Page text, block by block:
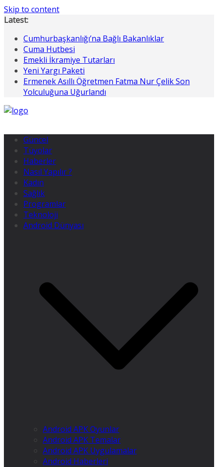
Skip to content
Latest:
Cumhurbaşkanlığı’na Bağlı Bakanlıklar
Cuma Hutbesi
Emekli İkramiye Tutarları
Yeni Yargı Paketi
Ermenek Asıllı Öğretmen Fatma Nur Çelik Son
Yolculuğuna Uğurlandı
Güncel
Tüyolar
Haberler
Nasıl Yapılır ?
Kadın
Sağlık
Programlar
Teknoloji
Android Dünyası
Android APK Oyunlar
Android APK Temalar
Android APK Uygulamalar
Android Haberleri